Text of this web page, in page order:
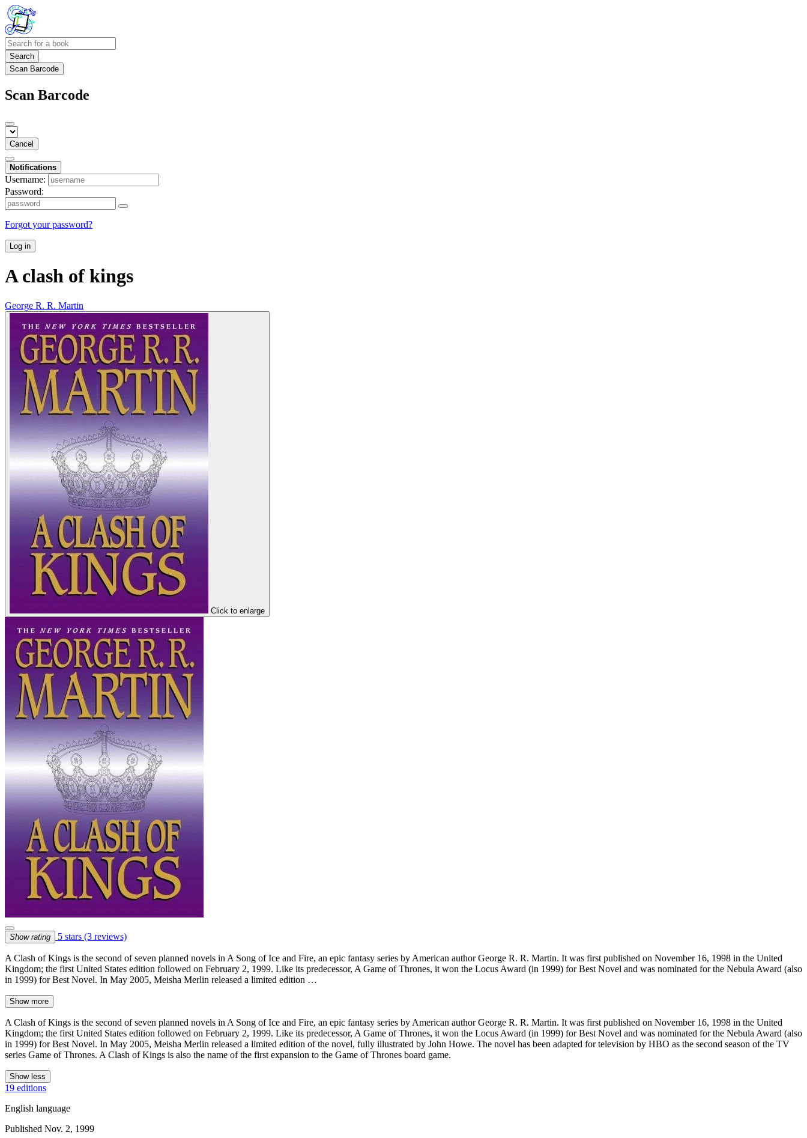
Search
Scan Barcode
Scan Barcode
Cancel
Notifications
Username:
Password:
Forgot your password?
Log in
A clash of kings
George R. R. Martin
Click to enlarge
Show rating 5 stars (3 reviews)
A Clash of Kings is the second of seven planned novels in A Song of Ice and Fire, an epic fantasy series by American author George R. R. Martin. It was first published on November 16, 1998 in the United
Kingdom; the first United States edition followed on February 2, 1999. Like its predecessor, A Game of Thrones, it won the Locus Award (in 1999) for Best Novel and was nominated for the Nebula Award (also
in 1999) for Best Novel. In May 2005, Meisha Merlin released a limited edition …
Show more
A Clash of Kings is the second of seven planned novels in A Song of Ice and Fire, an epic fantasy series by American author George R. R. Martin. It was first published on November 16, 1998 in the United
Kingdom; the first United States edition followed on February 2, 1999. Like its predecessor, A Game of Thrones, it won the Locus Award (in 1999) for Best Novel and was nominated for the Nebula Award (also
in 1999) for Best Novel. In May 2005, Meisha Merlin released a limited edition of the novel, fully illustrated by John Howe. The novel has been adapted for television by HBO as the second season of the TV
series Game of Thrones. A Clash of Kings is also the name of the first expansion to the Game of Thrones board game.
Show less
19 editions
English language
Published Nov. 2, 1999